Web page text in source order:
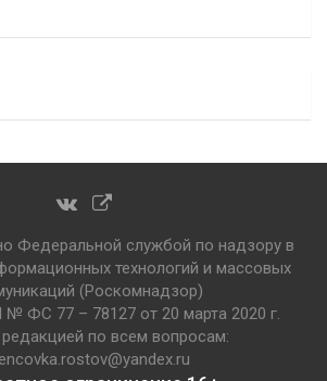
Федеральной службой по надзору в
технологий и массовых
(Роскомнадзор)
ФС 77 – 78127 от 20 марта 2020 г.
по всем вопросам: